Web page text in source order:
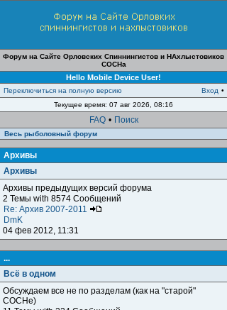
Форум на Сайте Орловских Спиннингистов и НАхлыстовиков
СОСНа
Hello Mobile Device User!
Переключиться на полную версию Вход •
Текущее время: 07 авг 2026, 08:16
FAQ • Поиск
Весь рыболовный форум
Архивы
Архивы
Архивы предыдущих версий форума
2 Темы with 8574 Сообщений
Re: Архив 2007-2011
DmK
04 фев 2012, 11:31
...
Всё в одном
Обсуждаем все не по разделам (как на "старой"
СОСНе)